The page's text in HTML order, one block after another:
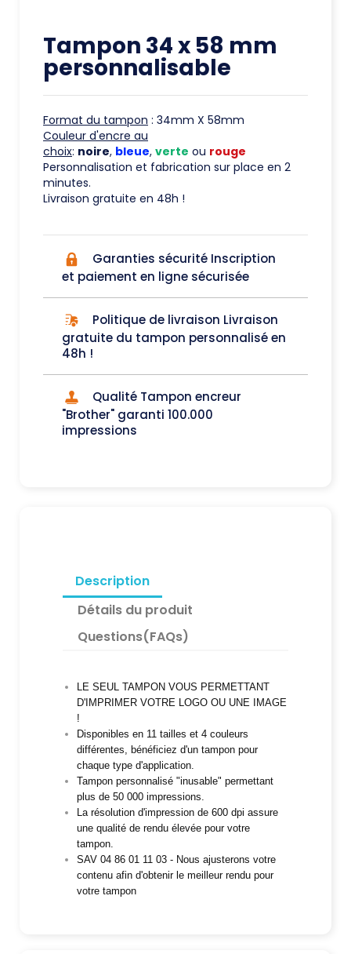
Tampon 34 x 58 mm
personnalisable
Format du tampon : 34mm X 58mm
Couleur d'encre au
choix: noire, bleue, verte ou rouge
Personnalisation et fabrication sur place en 2
minutes.
Livraison gratuite en 48h !
Garanties sécurité Inscription
et paiement en ligne sécurisée
Politique de livraison Livraison
gratuite du tampon personnalisé en
48h !
Qualité Tampon encreur
"Brother" garanti 100.000
impressions
Description
Détails du produit
Questions(FAQs)
LE SEUL TAMPON VOUS PERMETTANT
D'IMPRIMER VOTRE LOGO OU UNE IMAGE
!
Disponibles en 11 tailles et 4 couleurs
différentes, bénéficiez d'un tampon pour
chaque type d'application.
Tampon personnalisé "inusable" permettant
plus de 50 000 impressions.
La résolution d'impression de 600 dpi assure
une qualité de rendu élevée pour votre
tampon.
SAV 04 86 01 11 03 - Nous ajusterons votre
contenu afin d'obtenir le meilleur rendu pour
votre tampon